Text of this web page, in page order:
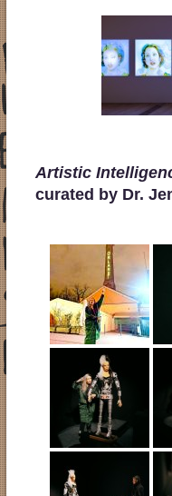
Artistic
curated by Dr.